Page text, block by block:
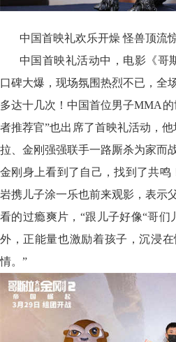
中国首映礼欢乐开燥 怪兽顶流
中国首映礼活动中，电影《哥
口碑大爆，现场氛围热烈不已，全
多达十几次！中国首位男子MMA
者推荐官”也出席了首映礼活动，
拉、金刚强强联手一路厮杀为家而
金刚身上看到了自己，找到了共鸣
岩携儿子涂一乐也前来观影，表示
看的过瘾爽片，“跟儿子好像“哥
外，正能量也激励着孩子，沉浸
情。”